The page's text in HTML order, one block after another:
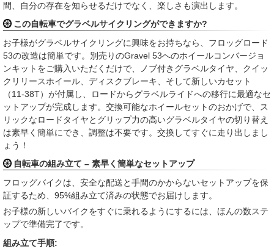
間、自分の存在を知らせるだけでなく、楽しさも演出します。
この自転車でグラベルサイクリングができますか?
お子様がグラベルサイクリングに興味をお持ちなら、フロッグロード
53の改造は簡単です。別売りのGravel 53へのホイールコンバージョ
ンキットをご購入いただくだけで、ノブ付きグラベルタイヤ、クイッ
クリリースホイール、ディスクブレーキ、そして新しいカセット
（11-38T）が付属し、ロードからグラベルライドへの移行に最適なセ
ットアップが完成します。交換可能なホイールセットのおかげで、ス
リックなロードタイヤとグリップ力の高いグラベルタイヤの切り替え
は素早く簡単にでき、調整は不要です。交換してすぐに走り出しまし
ょう！
自転車の組み立て – 素早く簡単なセットアップ
フロッグバイクは、安全な配送と手間のかからないセットアップを保
証するため、95%組み立て済みの状態でお届けします。
お子様の新しいバイクをすぐに乗れるようにするには、ほんの数ステ
ップで準備完了です。
組み立て手順: